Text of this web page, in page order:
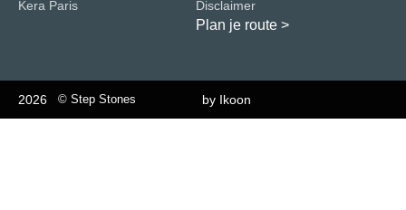
Kera Paris Disclaimer
Plan je route>
2026 © Step Stones by Ikoon